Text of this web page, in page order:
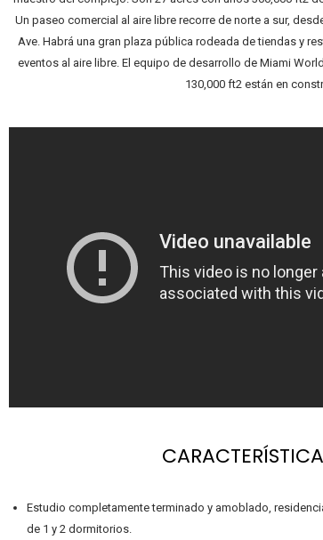
Un paseo comercial al aire libre recorre de norte a sur,
Ave. Habrá una gran plaza pública rodeada de tiendas y
eventos al aire libre. El equipo de desarrollo de Miami
130,000 ft2 están en
Estudio completamente terminado y amoblado,
de 1 y 2 dormitorios.